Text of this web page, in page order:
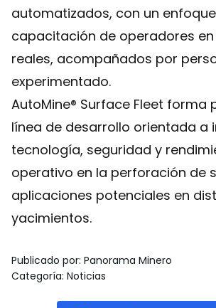
automatizados, con un
capacitación de operadores
reales, acompañados por
experimentado.
AutoMine® Surface Fleet forma
línea de desarrollo orientada a
tecnología, seguridad y
operativo en la perforación de
aplicaciones potenciales en
yacimientos.
Publicado por: Panorama Minero
Categoría: Noticias